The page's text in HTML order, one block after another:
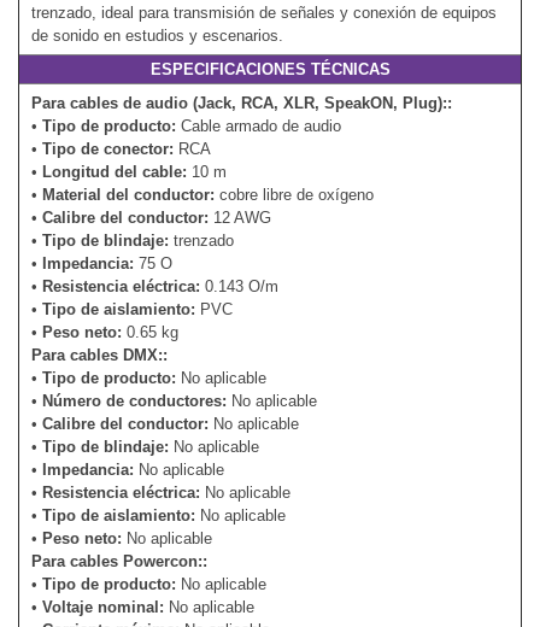
trenzado, ideal para transmisión de señales y conexión de equipos
de sonido en estudios y escenarios.
ESPECIFICACIONES TÉCNICAS
Para cables de audio (Jack, RCA, XLR, SpeakON, Plug)::
• Tipo de producto: Cable armado de audio
• Tipo de conector: RCA
• Longitud del cable: 10 m
• Material del conductor: cobre libre de oxígeno
• Calibre del conductor: 12 AWG
• Tipo de blindaje: trenzado
•
Impedancia: 75 O
• Resistencia eléctrica: 0.143 O/m
• Tipo de aislamiento: PVC
• Peso neto: 0.65 kg
Para cables DMX::
• Tipo de producto: No aplicable
• Número de conductores: No aplicable
• Calibre del conductor: No aplicable
• Tipo de blindaje: No aplicable
•
Impedancia: No aplicable
• Resistencia eléctrica: No aplicable
• Tipo de aislamiento: No aplicable
• Peso neto: No aplicable
Para cables Powercon::
• Tipo de producto: No aplicable
• Voltaje nominal: No aplicable